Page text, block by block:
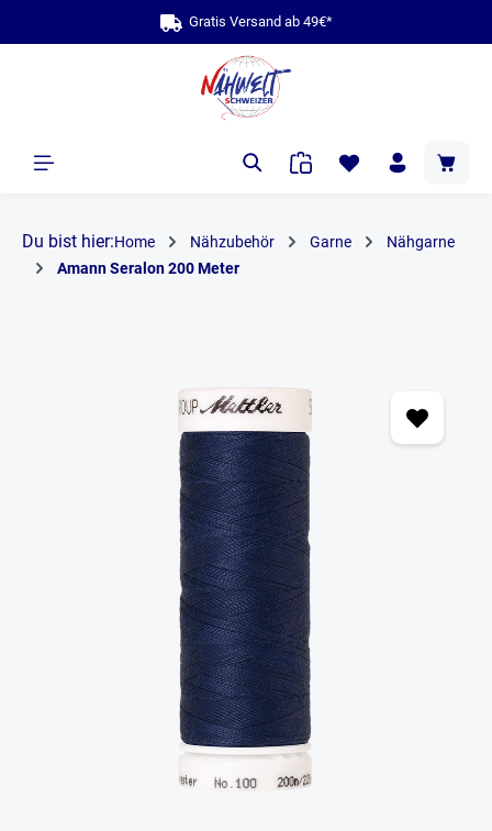
Gratis Versand ab 49€*
Du bist hier:Home Nähzubehör Garne
Nähgarne
Amann Seralon 200 Meter